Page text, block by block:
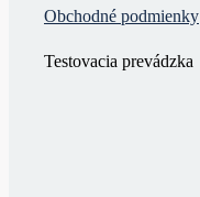
Obchodné podmienky
Testovacia prevádzka